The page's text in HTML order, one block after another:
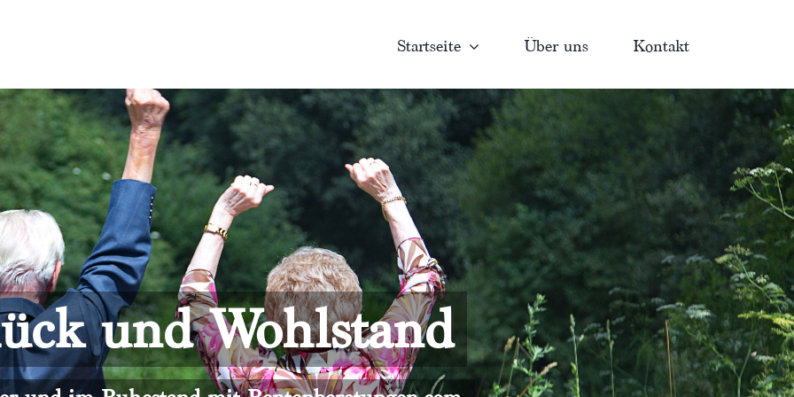
Startseite Über uns Kontakt
und Wohlstand